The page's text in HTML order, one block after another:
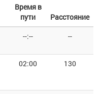
Время в
пути
Расстояние
--:-- --
02:00 130